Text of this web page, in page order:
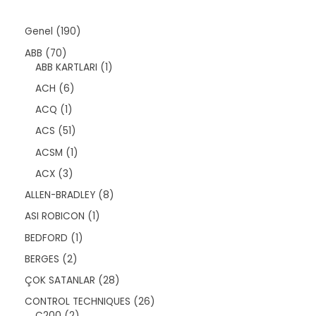
Genel 1901
ü
ABB 707
0
ü
r
ü
n
ABB KARTLARI 11
ACH 66
ü
r
ü
n
ACQ 11
ü
r
ü
n
ACS 515
ü
r
n
ACSM 11
ü
ACX 33
r
ü
ALLEN-BRADLEY 88
ASI ROBICON 11
BEDFORD 11
ü
BERGES 22
r
ü
ÇOK SATANLAR 282
ü
CONTROL TECHNIQUES 262